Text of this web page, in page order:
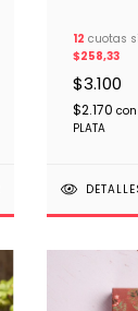
12 cuotas
$258,33
$3.100
$2.170 con
PLATA